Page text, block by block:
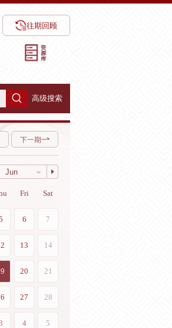
往期回顾
高级搜索
下一期